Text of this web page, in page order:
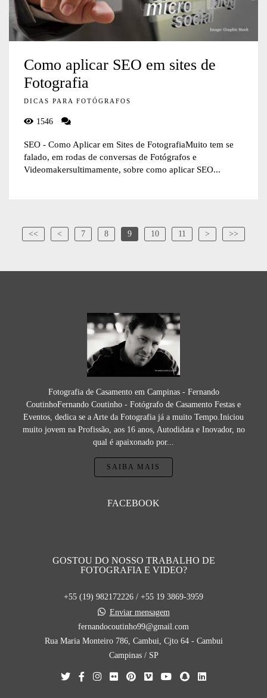
Como aplicar SEO em sites de
Fotografia
DICAS PARA FOTÓGRAFOS
1546
SEO - Como Aplicar em Sites de FotografiaMuito tem se
falado, em rodas de conversas de Fotógrafos e
Videomakersultimamente, sobre como aplicar SEO...
<< < 7 8 9 10 11 > >>
Fotografia de Casamento em Campinas - Fernando
CoutinhoFernando Coutinho - Fotógrafo de Casamento Festas e
Eventos, dedica se a Arte da Fotografia já a muito Tempo.Iniciou
muito jovem na Profissão, aos 16 anos, Autodidata e Inovador, no
qual é apaixonado por...
SAIBA MAIS
FACEBOOK
GOSTOU DO NOSSO TRABALHO DE
FOTOGRAFIA E VIDEO?
+55 (19) 982172226 / +55 19 3869-3959
Enviar mensagem
fernandocoutinho99@gmail.com
Rua Maria Monteiro 786, Cambui, Cjto 64 - Cambui
Campinas / SP